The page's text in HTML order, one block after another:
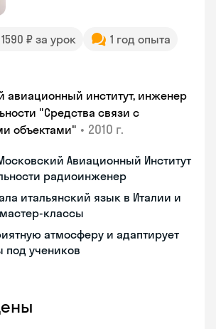
₽ за урок
1 год опыта
авиационный институт, инженер
"Средства связи с
объектами" • 2010 г.
Авиационный Институт
радиоинженер
итальянский язык в Италии и
классы
атмосферу и адаптирует
под учеников